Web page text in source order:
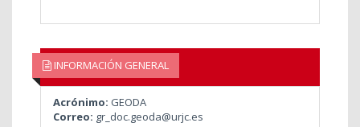
INFORMACIÓN GENERAL
Acrónimo: GEODA
Correo: gr_doc.geoda@urjc.es